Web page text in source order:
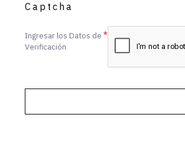
Captcha
Ingresar los Datos de
Verificación